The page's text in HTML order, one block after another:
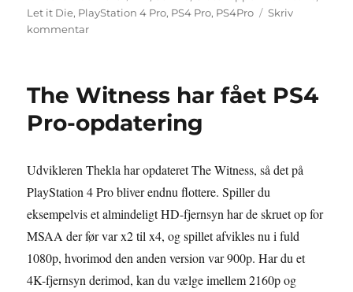
Let it Die, PlayStation 4 Pro, PS4 Pro, PS4Pro
Skriv
kommentartil
får
Pro-
The Witness har fået PS4
Pro-opdatering
Udvikleren Thekla har opdateret The Witness, så det på
PlayStation 4 Pro bliver endnu flottere. Spiller du
eksempelvis et almindeligt HD-fjernsyn har de skruet op for
MSAA der før var x2 til x4, og spillet afvikles nu i fuld
1080p, hvorimod den anden version var 900p. Har du et
4K-fjernsyn derimod, kan du vælge imellem 2160p og